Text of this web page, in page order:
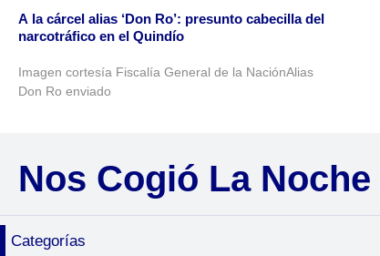
A la cárcel alias ‘Don Ro’: presunto cabecilla del
narcotráfico en el Quindío
Imagen cortesía Fiscalía General de la NaciónAlias
Don Ro enviado
Nos Cogió La Noche
Categorías